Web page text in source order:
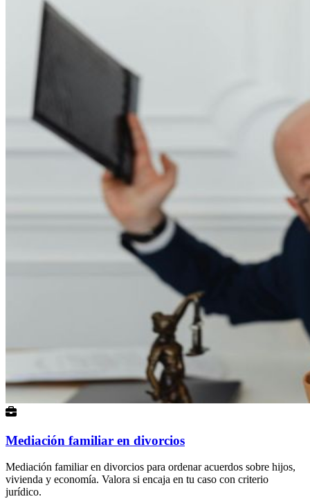
Mediación familiar en divorcios
Mediación familiar en divorcios para ordenar acuerdos sobre hijos,
vivienda y economía. Valora si encaja en tu caso con criterio
jurídico.